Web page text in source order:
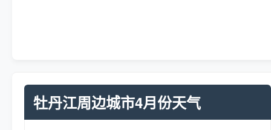
牡丹江周边城市4月份天气